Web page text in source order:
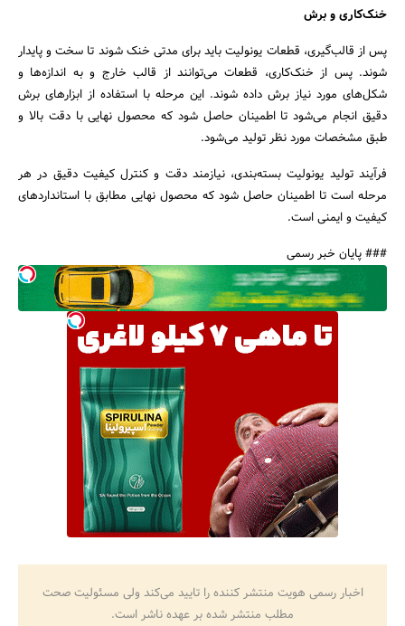
خنک‌کاری و برش
پس از قالب‌گیری، قطعات یونولیت باید برای مدتی خنک شوند تا سخت و پایدار
شوند. پس از خنک‌کاری، قطعات می‌توانند از قالب خارج و به اندازه‌ها و
شکل‌های مورد نیاز برش داده شوند. این مرحله با استفاده از ابزارهای برش
دقیق انجام می‌شود تا اطمینان حاصل شود که محصول نهایی با دقت بالا و
طبق مشخصات مورد نظر تولید می‌شود.
فرآیند تولید یونولیت بسته‌بندی، نیازمند دقت و کنترل کیفیت دقیق در هر
مرحله است تا اطمینان حاصل شود که محصول نهایی مطابق با استانداردهای
کیفیت و ایمنی است.
### پایان خبر رسمی
اخبار رسمی هویت منتشر کننده را تایید می‌کند ولی مسئولیت صحت
مطلب منتشر شده بر عهده ناشر است.